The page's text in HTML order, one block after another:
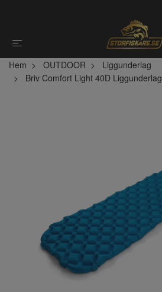
Hem OUTDOOR
Liggunderlag
Briv Comfort Light 40D Liggunderlag